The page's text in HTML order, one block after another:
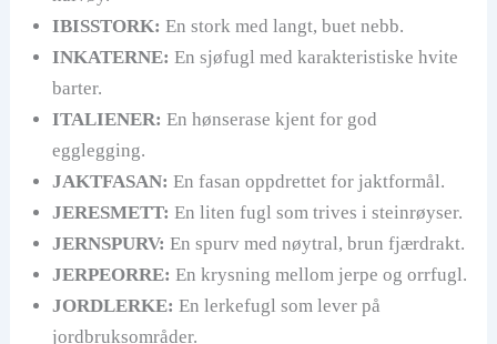
IBISSTORK: En stork med langt, buet nebb.
INKATERNE: En sjøfugl med karakteristiske hvite
barter.
ITALIENER: En hønserase kjent for god
egglegging.
JAKTFASAN: En fasan oppdrettet for jaktformål.
JERESMETT: En liten fugl som trives i steinrøyser.
JERNSPURV: En spurv med nøytral, brun fjærdrakt.
JERPEORRE: En krysning mellom jerpe og orrfugl.
JORDLERKE: En lerkefugl som lever på
jordbruksområder.